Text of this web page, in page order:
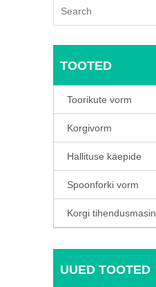
TOOTED
Toorikute vorm
Korgivorm
Hallituse käepide
Spoonforki vorm
Korgi tihendusmasin
UUED TOOTED